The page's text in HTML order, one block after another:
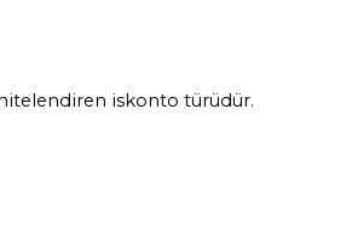
iskonto türüdür.